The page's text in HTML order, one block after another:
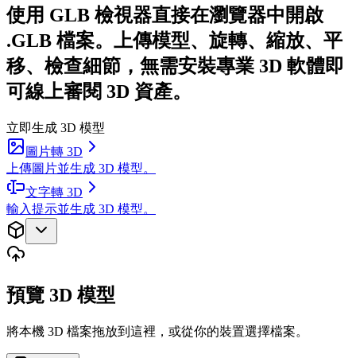
使用 GLB 檢視器直接在瀏覽器中開啟
.GLB 檔案。上傳模型、旋轉、縮放、平
移、檢查細節，無需安裝專業 3D 軟體即
可線上審閱 3D 資產。
立即生成 3D 模型
圖片轉 3D
上傳圖片並生成 3D 模型。
文字轉 3D
輸入提示並生成 3D 模型。
預覽 3D 模型
將本機 3D 檔案拖放到這裡，或從你的裝置選擇檔案。